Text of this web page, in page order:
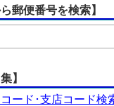
ら郵便番号を検索】
】
ード･支店コード検